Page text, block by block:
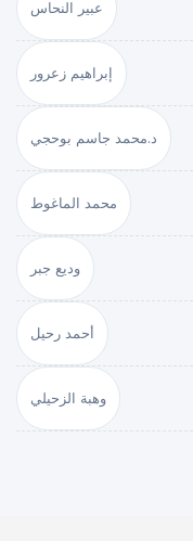
عبير النحاس
إبراهيم زعرور
د.محمد جاسم بوحجي
محمد الماغوط
وديع جبر
أحمد رحيل
وهبة الزحيلي